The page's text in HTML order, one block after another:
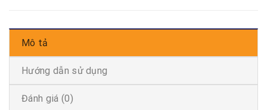
Mô tả
Đánh giá (0)
Hướng dẫn sử dụng